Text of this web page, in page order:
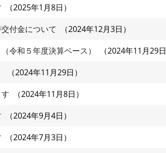
2025年1月8日
付金について
2024年12月3日
令和５年度決算ベース）
2024年11月29日
2024年11月29日
2024年11月8日
2024年9月4日
2024年7月3日